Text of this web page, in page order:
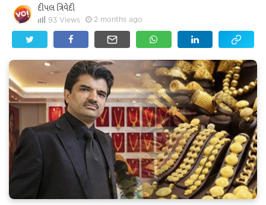
દીપલ ત્રિવેદી
93 Views 2 months ago